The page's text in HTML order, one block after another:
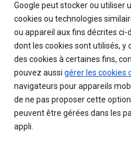
Google peut stocker ou utiliser
cookies ou technologies
ou appareil aux fins décrites
dont les cookies sont utilisés,
des cookies à certaines fins,
pouvez aussi gérer les cookies
navigateurs pour appareils
de ne pas proposer cette
peuvent être gérées dans les
appli.